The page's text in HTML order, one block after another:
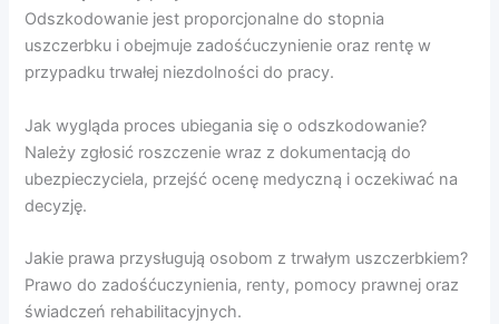
Odszkodowanie jest proporcjonalne do stopnia
uszczerbku i obejmuje zadośćuczynienie oraz rentę w
przypadku trwałej niezdolności do pracy.
Jak wygląda proces ubiegania się o odszkodowanie?
Należy zgłosić roszczenie wraz z dokumentacją do
ubezpieczyciela, przejść ocenę medyczną i oczekiwać na
decyzję.
Jakie prawa przysługują osobom z trwałym uszczerbkiem?
Prawo do zadośćuczynienia, renty, pomocy prawnej oraz
świadczeń rehabilitacyjnych.